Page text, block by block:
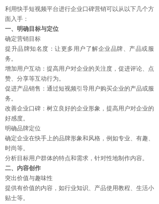
利用快手短视频平台进行企业口碑营销可以从以下几个方
面入手：
一、明确目标与定位
确定营销目标
提升品牌知名度：让更多用户了解企业品牌、产品或服
务。
增加用户互动：提高用户对企业的关注度，促进评论、点
赞、分享等互动行为。
促进产品销售：通过短视频引导用户购买企业的产品或服
务。
改善企业口碑：树立良好的企业形象，提高用户对企业的
好感度。
明确品牌定位
确定企业在快手上的品牌形象和风格，例如专业、有趣、
时尚等。
分析目标用户群体的特点和需求，针对性地制作内容。
二、内容创作
突出价值与趣味性
提供有价值的内容，如行业知识、产品使用教程、生活小
贴士等。